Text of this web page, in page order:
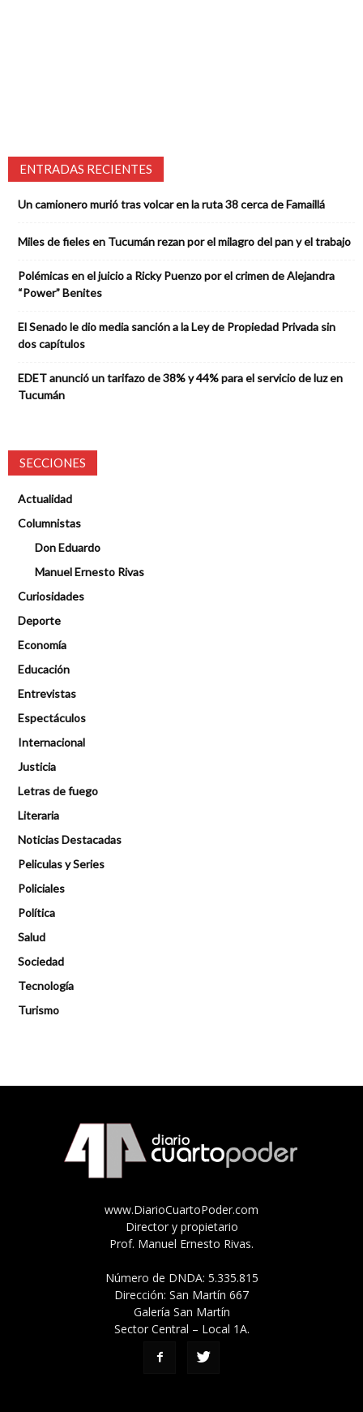
ENTRADAS RECIENTES
Un camionero murió tras volcar en la ruta 38 cerca de Famaillá
Miles de fieles en Tucumán rezan por el milagro del pan y el trabajo
Polémicas en el juicio a Ricky Puenzo por el crimen de Alejandra
“Power” Benites
El Senado le dio media sanción a la Ley de Propiedad Privada sin
dos capítulos
EDET anunció un tarifazo de 38% y 44% para el servicio de luz en
Tucumán
SECCIONES
Actualidad
Columnistas
Don Eduardo
Manuel Ernesto Rivas
Curiosidades
Deporte
Economía
Educación
Entrevistas
Espectáculos
Internacional
Justicia
Letras de fuego
Literaria
Noticias Destacadas
Peliculas y Series
Policiales
Política
Salud
Sociedad
Tecnología
Turismo
www.DiarioCuartoPoder.com
Director y propietario
Prof. Manuel Ernesto Rivas.
Número de DNDA: 5.335.815
Dirección: San Martín 667
Galería San Martín
Sector Central – Local 1A.